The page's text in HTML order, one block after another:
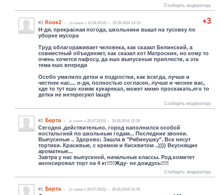
Сообщить модератору
+3
#3 Коок2 (c нами с 12.05.2016) 25.05.2016 14:23
Н-дя, прекрасная погода, школьники вышл на тусовку по
уборке мусора
Труд облагораживает человека, как сказал Белинский, а
совместный объеденяет, как сказал кот Матроскин, но кому то
очень хочется пафосу, да ешо выпускные приплести, а эта
тема ешо впереди
Особо умилило детки и подростки, как всегда, лучше и
честнее нас.... н-дя, полностью согласен, лучше и чеснее вас,
хде то тут ешо хомяк кукарекал, может мимо проскакать,его то
детки не интересуют laugh
Сообщить модератору
#2 Берта (c нами с 25.07.2015) 25.05.2016 13:35
Сегодня ,действительно, город наполнился особой
ностальгией по школьным годам... Последние звонки.
Выпускные .. Здорово; Зашла в "Рябинушку". Все несут
тортики. Красивые, с кремом и бисквитом ..)))) Вкуснящие
ароматные...
Завтра у нас выпускной, начальные классы. Род.комитет
анонсировал торт на 4 кг!!!!Жду- не дождусь!!!!
Сообщить модератору
#1 Берта (c нами с 25.07.2015) 25.05.2016 12:39